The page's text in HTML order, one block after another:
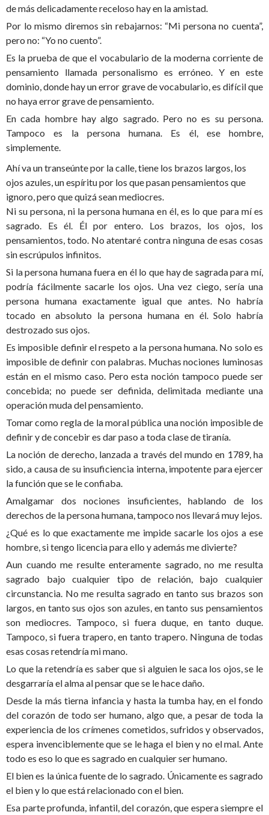
de más delicadamente receloso hay en la amistad.
Por lo mismo diremos sin rebajarnos: “Mi persona no cuenta”,
pero no: “Yo no cuento”.
Es la prueba de que el vocabulario de la moderna corriente de
pensamiento llamada personalismo es erróneo. Y en este
dominio, donde hay un error grave de vocabulario, es difícil que
no haya error grave de pensamiento.
En cada hombre hay algo sagrado. Pero no es su persona.
Tampoco es la persona humana. Es él, ese hombre,
simplemente.
Ahí va un transeúnte por la calle, tiene los brazos largos, los
ojos azules, un espíritu por los que pasan pensamientos que
ignoro, pero que quizá sean mediocres.
Ni su persona, ni la persona humana en él, es lo que para mí es
sagrado. Es él. Él por entero. Los brazos, los ojos, los
pensamientos, todo. No atentaré contra ninguna de esas cosas
sin escrúpulos infinitos.
Si la persona humana fuera en él lo que hay de sagrada para mí,
podría fácilmente sacarle los ojos. Una vez ciego, sería una
persona humana exactamente igual que antes. No habría
tocado en absoluto la persona humana en él. Solo habría
destrozado sus ojos.
Es imposible definir el respeto a la persona humana. No solo es
imposible de definir con palabras. Muchas nociones luminosas
están en el mismo caso. Pero esta noción tampoco puede ser
concebida; no puede ser definida, delimitada mediante una
operación muda del pensamiento.
Tomar como regla de la moral pública una noción imposible de
definir y de concebir es dar paso a toda clase de tiranía.
La noción de derecho, lanzada a través del mundo en 1789, ha
sido, a causa de su insuficiencia interna, impotente para ejercer
la función que se le confiaba.
Amalgamar dos nociones insuficientes, hablando de los
derechos de la persona humana, tampoco nos llevará muy lejos.
¿Qué es lo que exactamente me impide sacarle los ojos a ese
hombre, si tengo licencia para ello y además me divierte?
Aun cuando me resulte enteramente sagrado, no me resulta
sagrado bajo cualquier tipo de relación, bajo cualquier
circunstancia. No me resulta sagrado en tanto sus brazos son
largos, en tanto sus ojos son azules, en tanto sus pensamientos
son mediocres. Tampoco, si fuera duque, en tanto duque.
Tampoco, si fuera trapero, en tanto trapero. Ninguna de todas
esas cosas retendría mi mano.
Lo que la retendría es saber que si alguien le saca los ojos, se le
desgarraría el alma al pensar que se le hace daño.
Desde la más tierna infancia y hasta la tumba hay, en el fondo
del corazón de todo ser humano, algo que, a pesar de toda la
experiencia de los crímenes cometidos, sufridos y observados,
espera invenciblemente que se le haga el bien y no el mal. Ante
todo es eso lo que es sagrado en cualquier ser humano.
El bien es la única fuente de lo sagrado. Únicamente es sagrado
el bien y lo que está relacionado con el bien.
Esa parte profunda, infantil, del corazón, que espera siempre el